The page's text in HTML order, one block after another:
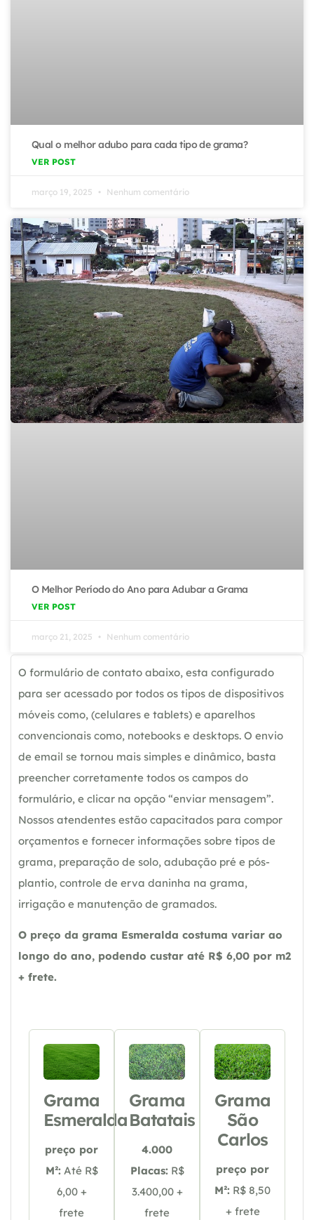
Qual o melhor adubo para cada tipo de grama?
VER POST
março 19, 2025 Nenhum comentário
O Melhor Período do Ano para Adubar a Grama
VER POST
março 21, 2025 Nenhum comentário
O formulário de contato abaixo, esta configurado
para ser acessado por todos os tipos de dispositivos
móveis como, (celulares e tablets) e aparelhos
convencionais como, notebooks e desktops. O envio
de email se tornou mais simples e dinâmico, basta
preencher corretamente todos os campos do
formulário, e clicar na opção “enviar mensagem”.
Nossos atendentes estão capacitados para compor
orçamentos e fornecer informações sobre tipos de
grama, preparação de solo, adubação pré e pós-
plantio, controle de erva daninha na grama,
irrigação e manutenção de gramados.
O preço da grama Esmeralda costuma variar ao
longo do ano, podendo custar até R$ 6,00 por m2
+ frete.
Grama
Esmeralda
preço por
M²: Até R$
6,00 +
frete
Grama
Batatais
4.000
Placas: R$
3.400,00 +
frete
Grama
São
Carlos
preço por
M²: R$ 8,50
+ frete